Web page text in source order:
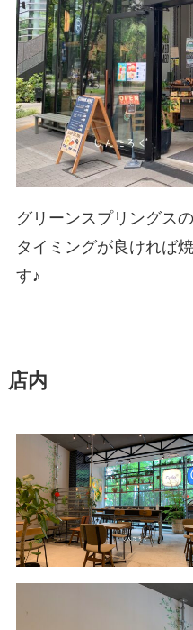
グリーンスプリングス
タイミングが良ければ
す♪
店内